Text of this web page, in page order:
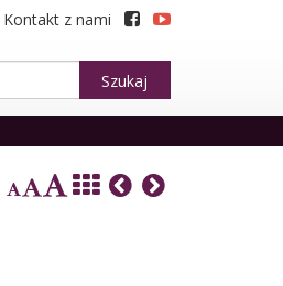
Kontakt z nami
Szukaj